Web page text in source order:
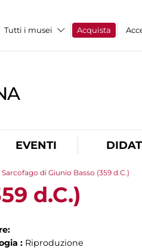
Tutti i musei Acquista
EVENTI
Sarcofago di Giunio Basso (359 d.C.)
d.C.)
: Riproduzione